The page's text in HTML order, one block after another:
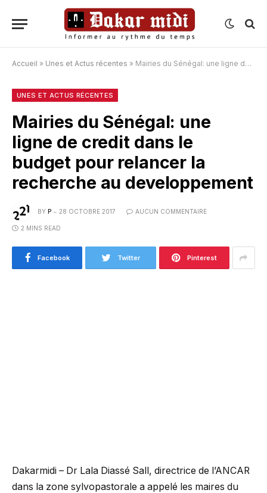
Accueil » Unes et Actus récentes » Mairies du Sénégal: une ligne de credit dans le budget pour relancer la recherche au developpement
UNES ET ACTUS RÉCENTES
Mairies du Sénégal: une
ligne de credit dans le
budget pour relancer la
recherche au developpement
BY P 28 OCTOBRE 2017 AUCUN COMMENTAIRE
2 MINS READ
Facebook Twitter Pinterest
Dakarmidi – Dr Lala Diassé Sall, directrice de l’ANCAR
dans la zone sylvopastorale a appelé les maires du